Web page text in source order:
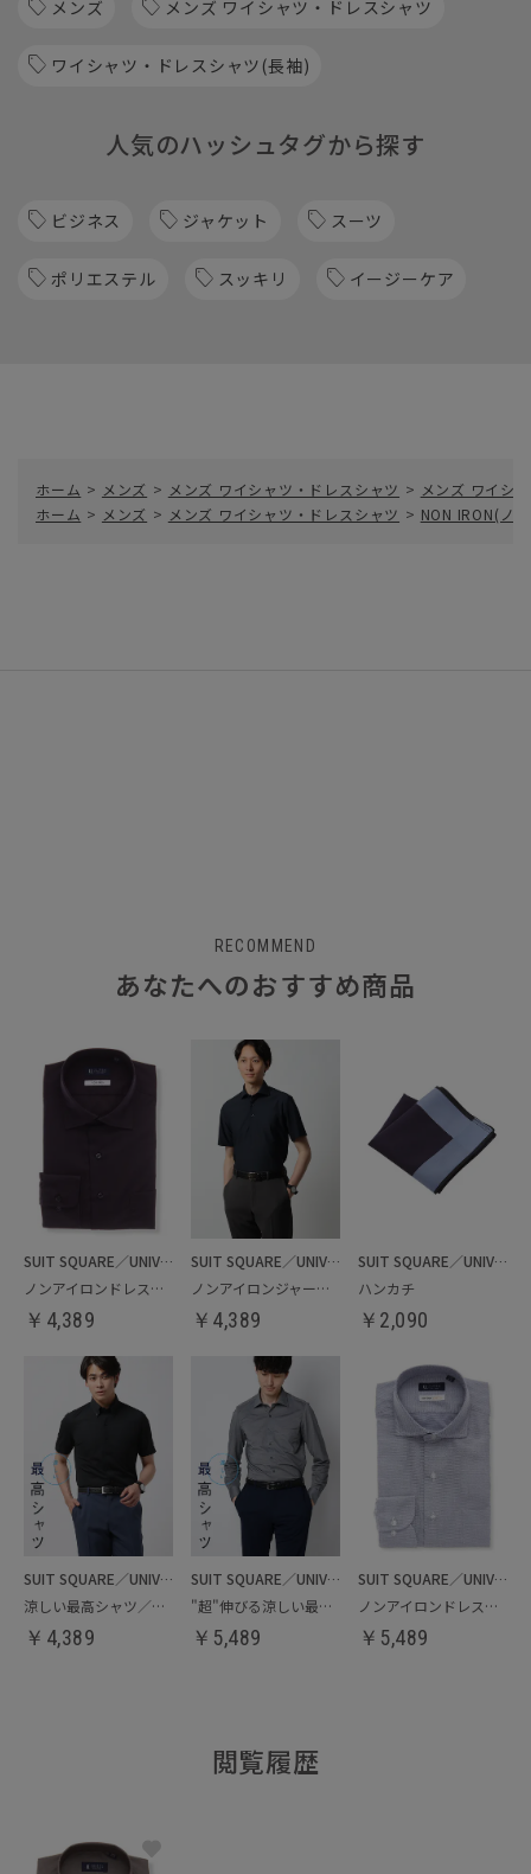
メンズ メンズ ワイシャツ・ドレスシャツ
ワイシャツ・ドレスシャツ(長袖)
人気のハッシュタグから探す
ビジネス ジャケット スーツ
ポリエステル スッキリ イージーケア
ホーム > メンズ > メンズ ワイシャツ・ドレスシャツ > メンズ ワイシ
ホーム > メンズ > メンズ ワイシャツ・ドレスシャツ > NON IRON(ノ
RECOMMEND
あなたへのおすすめ商品
SUIT SQUARE／UNIVERSAL LANGUAGE
ノンアイロンドレスシャツ
￥ 4,389
SUIT SQUARE／UNIVERSAL LANGUAGE
ノンアイロンジャージービズポロシャツ
￥ 4,389
SUIT SQUARE／UNIVERSAL LANGUAGE
ハンカチ
￥ 2,090
SUIT SQUARE／UNIVERSAL LANGUAGE
涼しい最高シャツ／ノンアイロンジャージードレスシャツ
￥ 4,389
SUIT SQUARE／UNIVERSAL LANGUAGE
"超"伸びる涼しい最高シャツ／ノンアイロンジャージードレスシャツ
￥ 5,489
SUIT SQUARE／UNIVERSAL LANGUAGE
ノンアイロンドレスシャツ／クールマックス
￥ 5,489
閲覧履歴